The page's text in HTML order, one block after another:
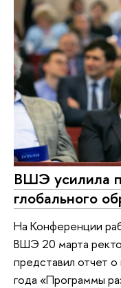
ВШЭ усилила
глобального
На Конференции
ВШЭ 20 марта
представил отчет
года «Программы